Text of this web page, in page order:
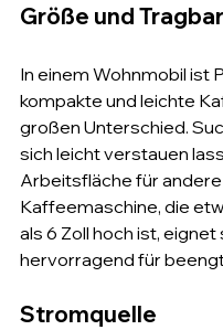
Größe und
In einem Wohnmobil ist
kompakte und leichte
großen Unterschied.
sich leicht verstauen
Arbeitsfläche für
Kaffeemaschine, die
als 6 Zoll hoch ist,
hervorragend für
Stromquelle